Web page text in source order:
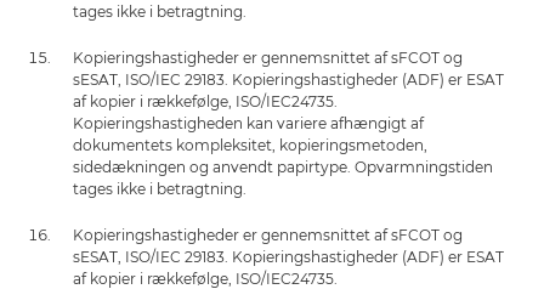
tages ikke i betragtning.
Kopieringshastigheder er gennemsnittet af sFCOT og
sESAT, ISO/IEC 29183. Kopieringshastigheder (ADF) er ESAT
af kopier i rækkefølge, ISO/IEC24735.
Kopieringshastigheden kan variere afhængigt af
dokumentets kompleksitet, kopieringsmetoden,
sidedækningen og anvendt papirtype. Opvarmningstiden
tages ikke i betragtning.
Kopieringshastigheder er gennemsnittet af sFCOT og
sESAT, ISO/IEC 29183. Kopieringshastigheder (ADF) er ESAT
af kopier i rækkefølge, ISO/IEC24735.